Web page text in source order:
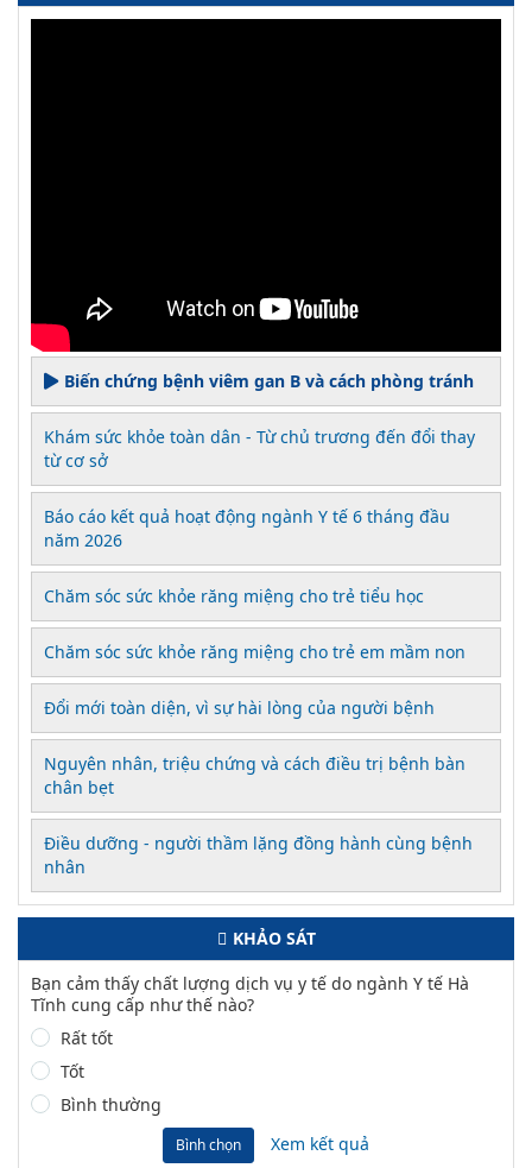
Biến chứng bệnh viêm gan B và cách phòng tránh
Khám sức khỏe toàn dân - Từ chủ trương đến đổi thay
từ cơ sở
Báo cáo kết quả hoạt động ngành Y tế 6 tháng đầu
năm 2026
Chăm sóc sức khỏe răng miệng cho trẻ tiểu học
Chăm sóc sức khỏe răng miệng cho trẻ em mầm non
Đổi mới toàn diện, vì sự hài lòng của người bệnh
Nguyên nhân, triệu chứng và cách điều trị bệnh bàn
chân bẹt
Điều dưỡng - người thầm lặng đồng hành cùng bệnh
nhân
KHẢO SÁT
Bạn cảm thấy chất lượng dịch vụ y tế do ngành Y tế Hà
Tĩnh cung cấp như thế nào?
Rất tốt
Tốt
Bình thường
Bình chọn Xem kết quả